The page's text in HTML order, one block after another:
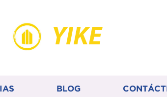
YIKE
BLOG